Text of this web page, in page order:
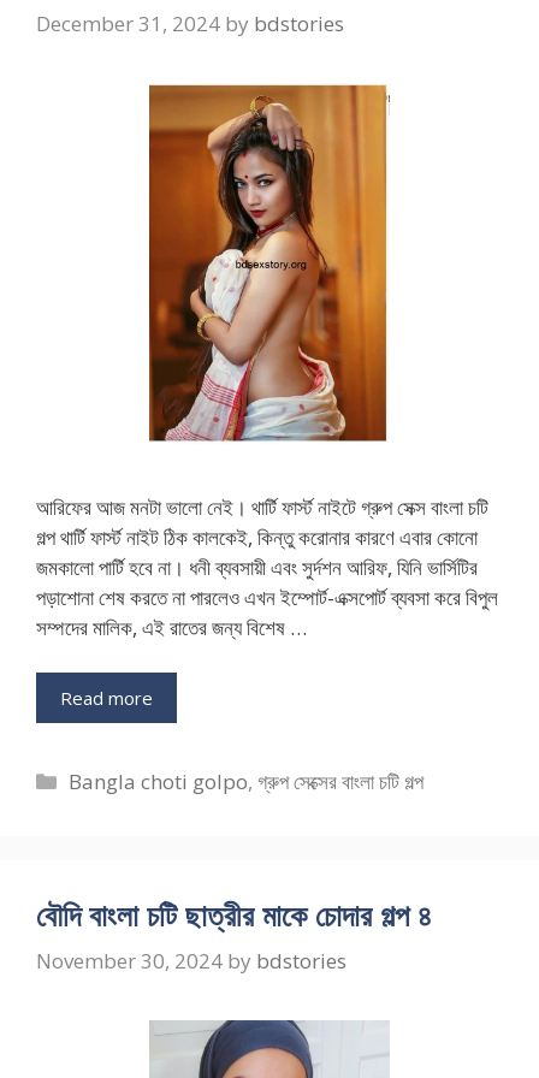
December 31, 2024 by bdstories
আরিফের আজ মনটা ভালো নেই। থার্টি ফার্স্ট নাইটে গ্রুপ সেক্স বাংলা চটি
গল্প থার্টি ফার্স্ট নাইট ঠিক কালকেই, কিন্তু করোনার কারণে এবার কোনো
জমকালো পার্টি হবে না। ধনী ব্যবসায়ী এবং সুর্দশন আরিফ, যিনি ভার্সিটির
পড়াশোনা শেষ করতে না পারলেও এখন ইম্পোর্ট-এক্সপোর্ট ব্যবসা করে বিপুল
সম্পদের মালিক, এই রাতের জন্য বিশেষ …
Read more
Categories
Bangla choti golpo,গ্রুপ সেক্সের বাংলা চটি গল্প
বৌদি বাংলা চটি ছাত্রীর মাকে চোদার গল্প ৪
November 30, 2024 by bdstories